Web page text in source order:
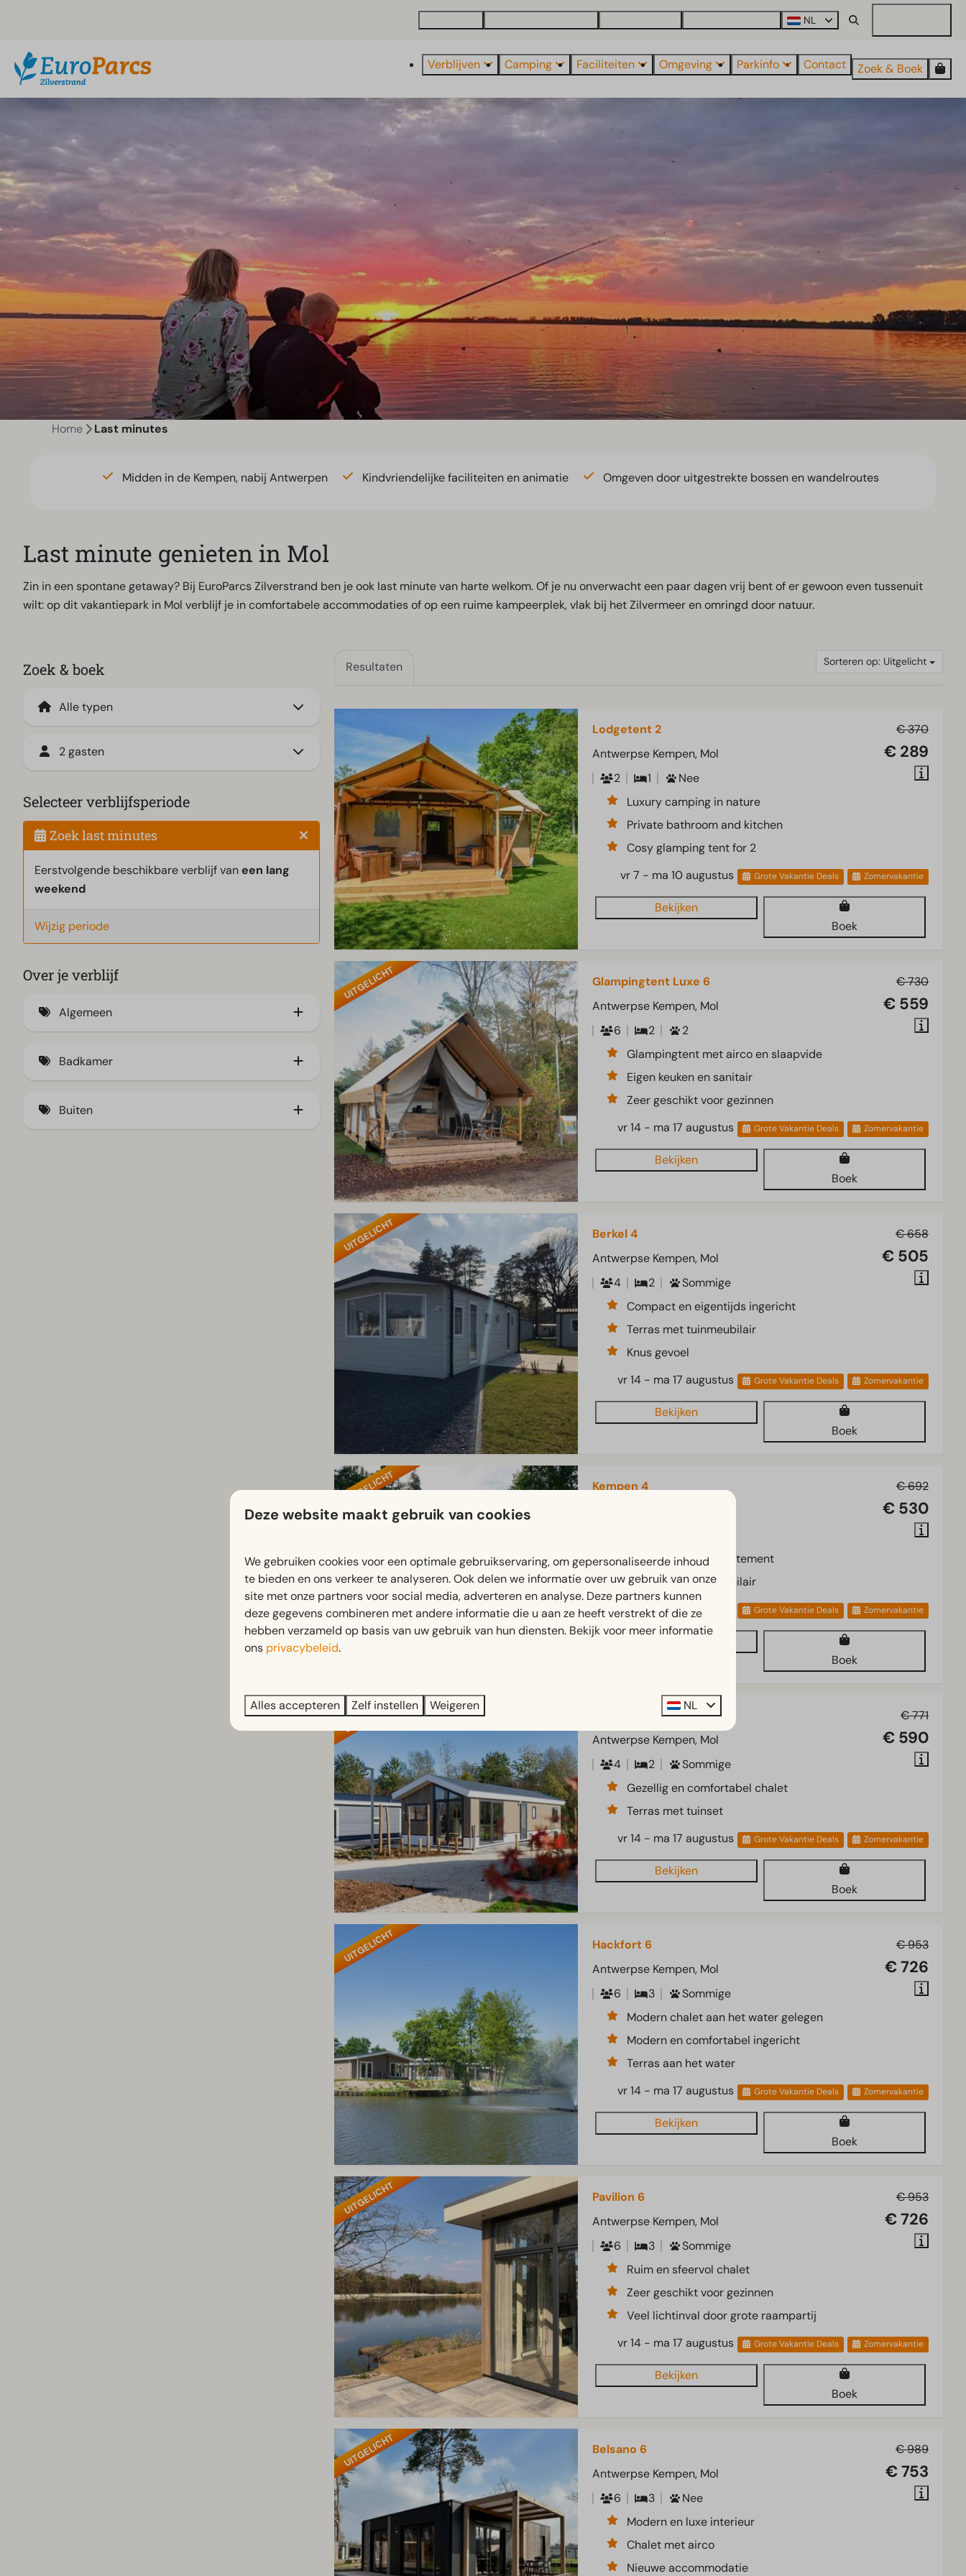
NL
Verblijven Camping Faciliteiten Omgeving Parkinfo Contact Zoek & Boek
Home Last minutes
Midden in de Kempen, nabij Antwerpen Kindvriendelijke faciliteiten en animatie Omgeven door uitgestrekte bossen en wandelroutes
Last minute genieten in Mol
Zin in een spontane getaway? Bij EuroParcs Zilverstrand ben je ook last minute van harte welkom. Of je nu onverwacht een paar dagen vrij bent of er gewoon even tussenuit
wilt: op dit vakantiepark in Mol verblijf je in comfortabele accommodaties of op een ruime kampeerplek, vlak bij het Zilvermeer en omringd door natuur.
Zoek & boek
2 gasten
Selecteer verblijfsperiode
Zoek last minutes
Eerstvolgende beschikbare verblijf vaneen lang
weekend
Wijzig periode
Over je verblijf
Algemeen
Airco (7)
Horren (2)
Sfeerhaard (1)
Badkamer
Ligbad
Buiten
Sorteren op: Uitgelicht
Resultaten
€ 370
€ 289
Lodgetent 2
Antwerpse Kempen, Mol
2
1
Nee
Luxury camping in nature
Private bathroom and kitchen
Cosy glamping tent for 2
vr 7 - ma 10 augustus
Grote Vakantie Deals Zomervakantie
Bekijken
Boek
UITGELICHT € 730
€ 559
Glampingtent Luxe 6
Antwerpse Kempen, Mol
6
2
2
Glampingtent met airco en slaapvide
Eigen keuken en sanitair
Zeer geschikt voor gezinnen
vr 14 - ma 17 augustus
Grote Vakantie Deals Zomervakantie
Bekijken
Boek
UITGELICHT € 658
€ 505
Berkel 4
Antwerpse Kempen, Mol
4
2
Sommige
Compact en eigentijds ingericht
Terras met tuinmeubilair
Knus gevoel
vr 14 - ma 17 augustus
Grote Vakantie Deals Zomervakantie
Bekijken
Boek
UITGELICHT € 692
€ 530
Kempen 4
Knus ingericht appartement
Terras met tuinmeubilair
vr 14 - ma 17 augustus
Grote Vakantie Deals Zomervakantie
Boek
UITGELICHT € 771
€ 590
Antwerpse Kempen, Mol
4
2
Sommige
Gezellig en comfortabel chalet
Terras met tuinset
vr 14 - ma 17 augustus
Grote Vakantie Deals Zomervakantie
Bekijken
Boek
UITGELICHT € 953
€ 726
Hackfort 6
Antwerpse Kempen, Mol
6
3
Sommige
Modern chalet aan het water gelegen
Modern en comfortabel ingericht
Terras aan het water
vr 14 - ma 17 augustus
Grote Vakantie Deals Zomervakantie
Bekijken
Boek
UITGELICHT € 953
€ 726
Pavilion 6
Antwerpse Kempen, Mol
6
3
Sommige
Ruim en sfeervol chalet
Zeer geschikt voor gezinnen
Veel lichtinval door grote raampartij
vr 14 - ma 17 augustus
Grote Vakantie Deals Zomervakantie
Bekijken
Boek
UITGELICHT € 989
€ 753
Belsano 6
Antwerpse Kempen, Mol
6
3
Nee
Modern en luxe interieur
Chalet met airco
Nieuwe accommodatie
Deze website maakt gebruik van cookies
We gebruiken cookies voor een optimale gebruikservaring, om gepersonaliseerde inhoud
te bieden en ons verkeer te analyseren. Ook delen we informatie over uw gebruik van onze
site met onze partners voor social media, adverteren en analyse. Deze partners kunnen
deze gegevens combineren met andere informatie die u aan ze heeft verstrekt of die ze
hebben verzameld op basis van uw gebruik van hun diensten. Bekijk voor meer informatie
ons privacybeleid.
Alles accepteren Zelf instellen Weigeren NL